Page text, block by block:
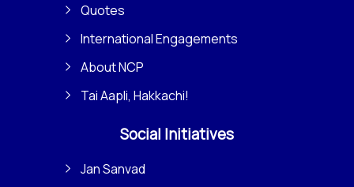
Quotes
International Engagements
About NCP
Tai Aapli, Hakkachi!
Social Initiatives
Jan Sanvad